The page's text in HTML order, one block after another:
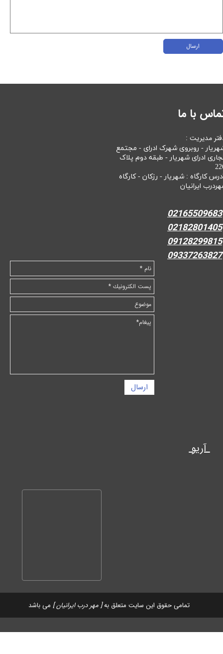
ارسال
ارسال
تمامی حقوق این سایت متعلق به[ مهر درب ایرانیان ] می باشد
با ما
مدیریت :
- روبروی شهرک ادرای - مجتمع
ادرای شهریار - طبقه دوم پلاک
کارگاه : شهریار - رزکان - کارگاه
ایرانیان
02165509683
02182801405
09128299815
09337263827
آریو